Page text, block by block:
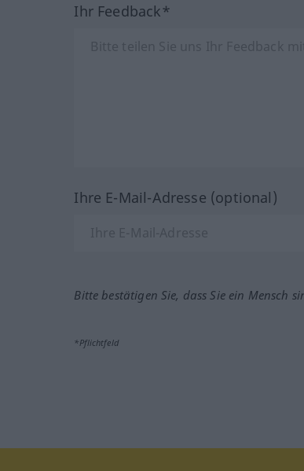
Ihr Feedback*
Ihre E-Mail-Adresse (optional)
Bitte bestätigen Sie, dass Sie ein Mensch
*Pflichtfeld